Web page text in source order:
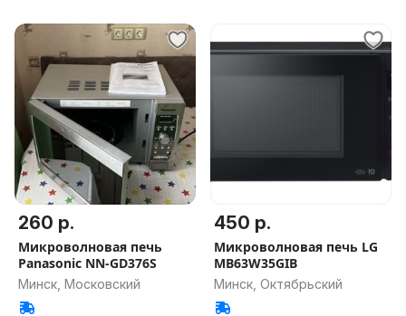
260 р.
Микроволновая печь
Panasonic NN-GD376S
Минск, Московский
450 р.
Микроволновая печь LG
MB63W35GIB
Минск, Октябрьский